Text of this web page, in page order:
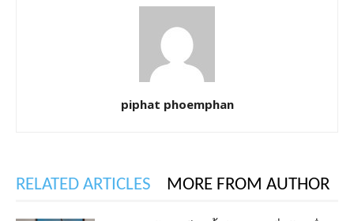
piphat phoemphan
RELATED ARTICLES MORE FROM AUTHOR